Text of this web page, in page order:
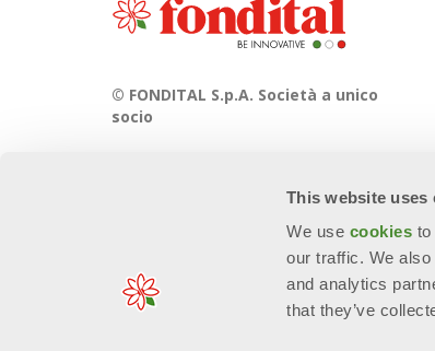
This website uses
We use cookies to
our traffic. We
and analytics
that they’ve
© FONDITAL S.p.A. Società a unico
socio